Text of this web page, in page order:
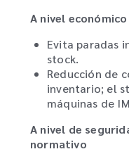
A nivel
Evita paradas
stock.
Reducción de
inventario; el
máquinas de
A nivel de
normativo